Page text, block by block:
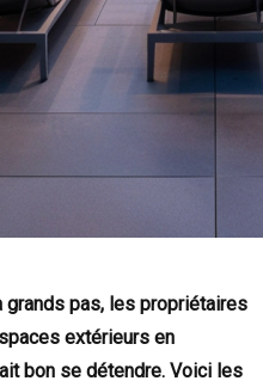
pas, les propriétaires
extérieurs en
bon se détendre. Voici les